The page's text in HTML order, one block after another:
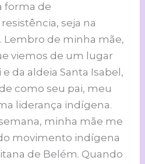
forma de
seja na
Lembro de minha mãe,
viemos de um lugar
da aldeia Santa Isabel,
como seu pai, meu
liderança indígena.
minha mãe me
movimento indígena
de Belém. Quando